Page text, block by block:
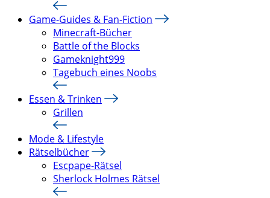
Game-Guides & Fan-Fiction
Minecraft-Bücher
Battle of the Blocks
Gameknight999
Tagebuch eines Noobs
Essen & Trinken
Grillen
Mode & Lifestyle
Rätselbücher
Escpape-Rätsel
Sherlock Holmes Rätsel